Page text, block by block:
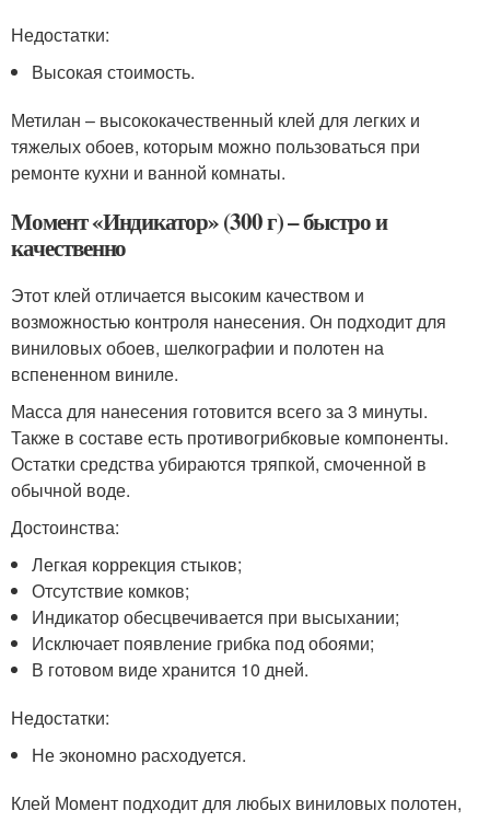
Недостатки:
Высокая стоимость.
Метилан – высококачественный клей для легких и
тяжелых обоев, которым можно пользоваться при
ремонте кухни и ванной комнаты.
Момент «Индикатор» (300 г) – быстро и
качественно
Этот клей отличается высоким качеством и
возможностью контроля нанесения. Он подходит для
виниловых обоев, шелкографии и полотен на
вспененном виниле.
Масса для нанесения готовится всего за 3 минуты.
Также в составе есть противогрибковые компоненты.
Остатки средства убираются тряпкой, смоченной в
обычной воде.
Достоинства:
Легкая коррекция стыков;
Отсутствие комков;
Индикатор обесцвечивается при высыхании;
Исключает появление грибка под обоями;
В готовом виде хранится 10 дней.
Недостатки:
Не экономно расходуется.
Клей Момент подходит для любых виниловых полотен,